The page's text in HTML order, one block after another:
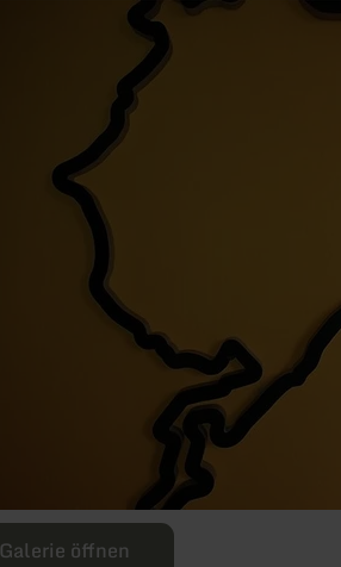
Galerie öffnen